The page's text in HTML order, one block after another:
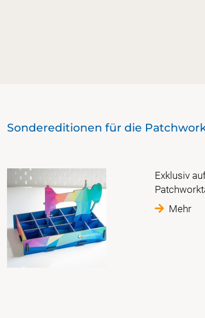
Sondereditionen für die
Exklusiv
Mehr